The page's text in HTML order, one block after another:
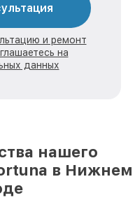
и ремонт
на
данных
нашего
в Нижнем